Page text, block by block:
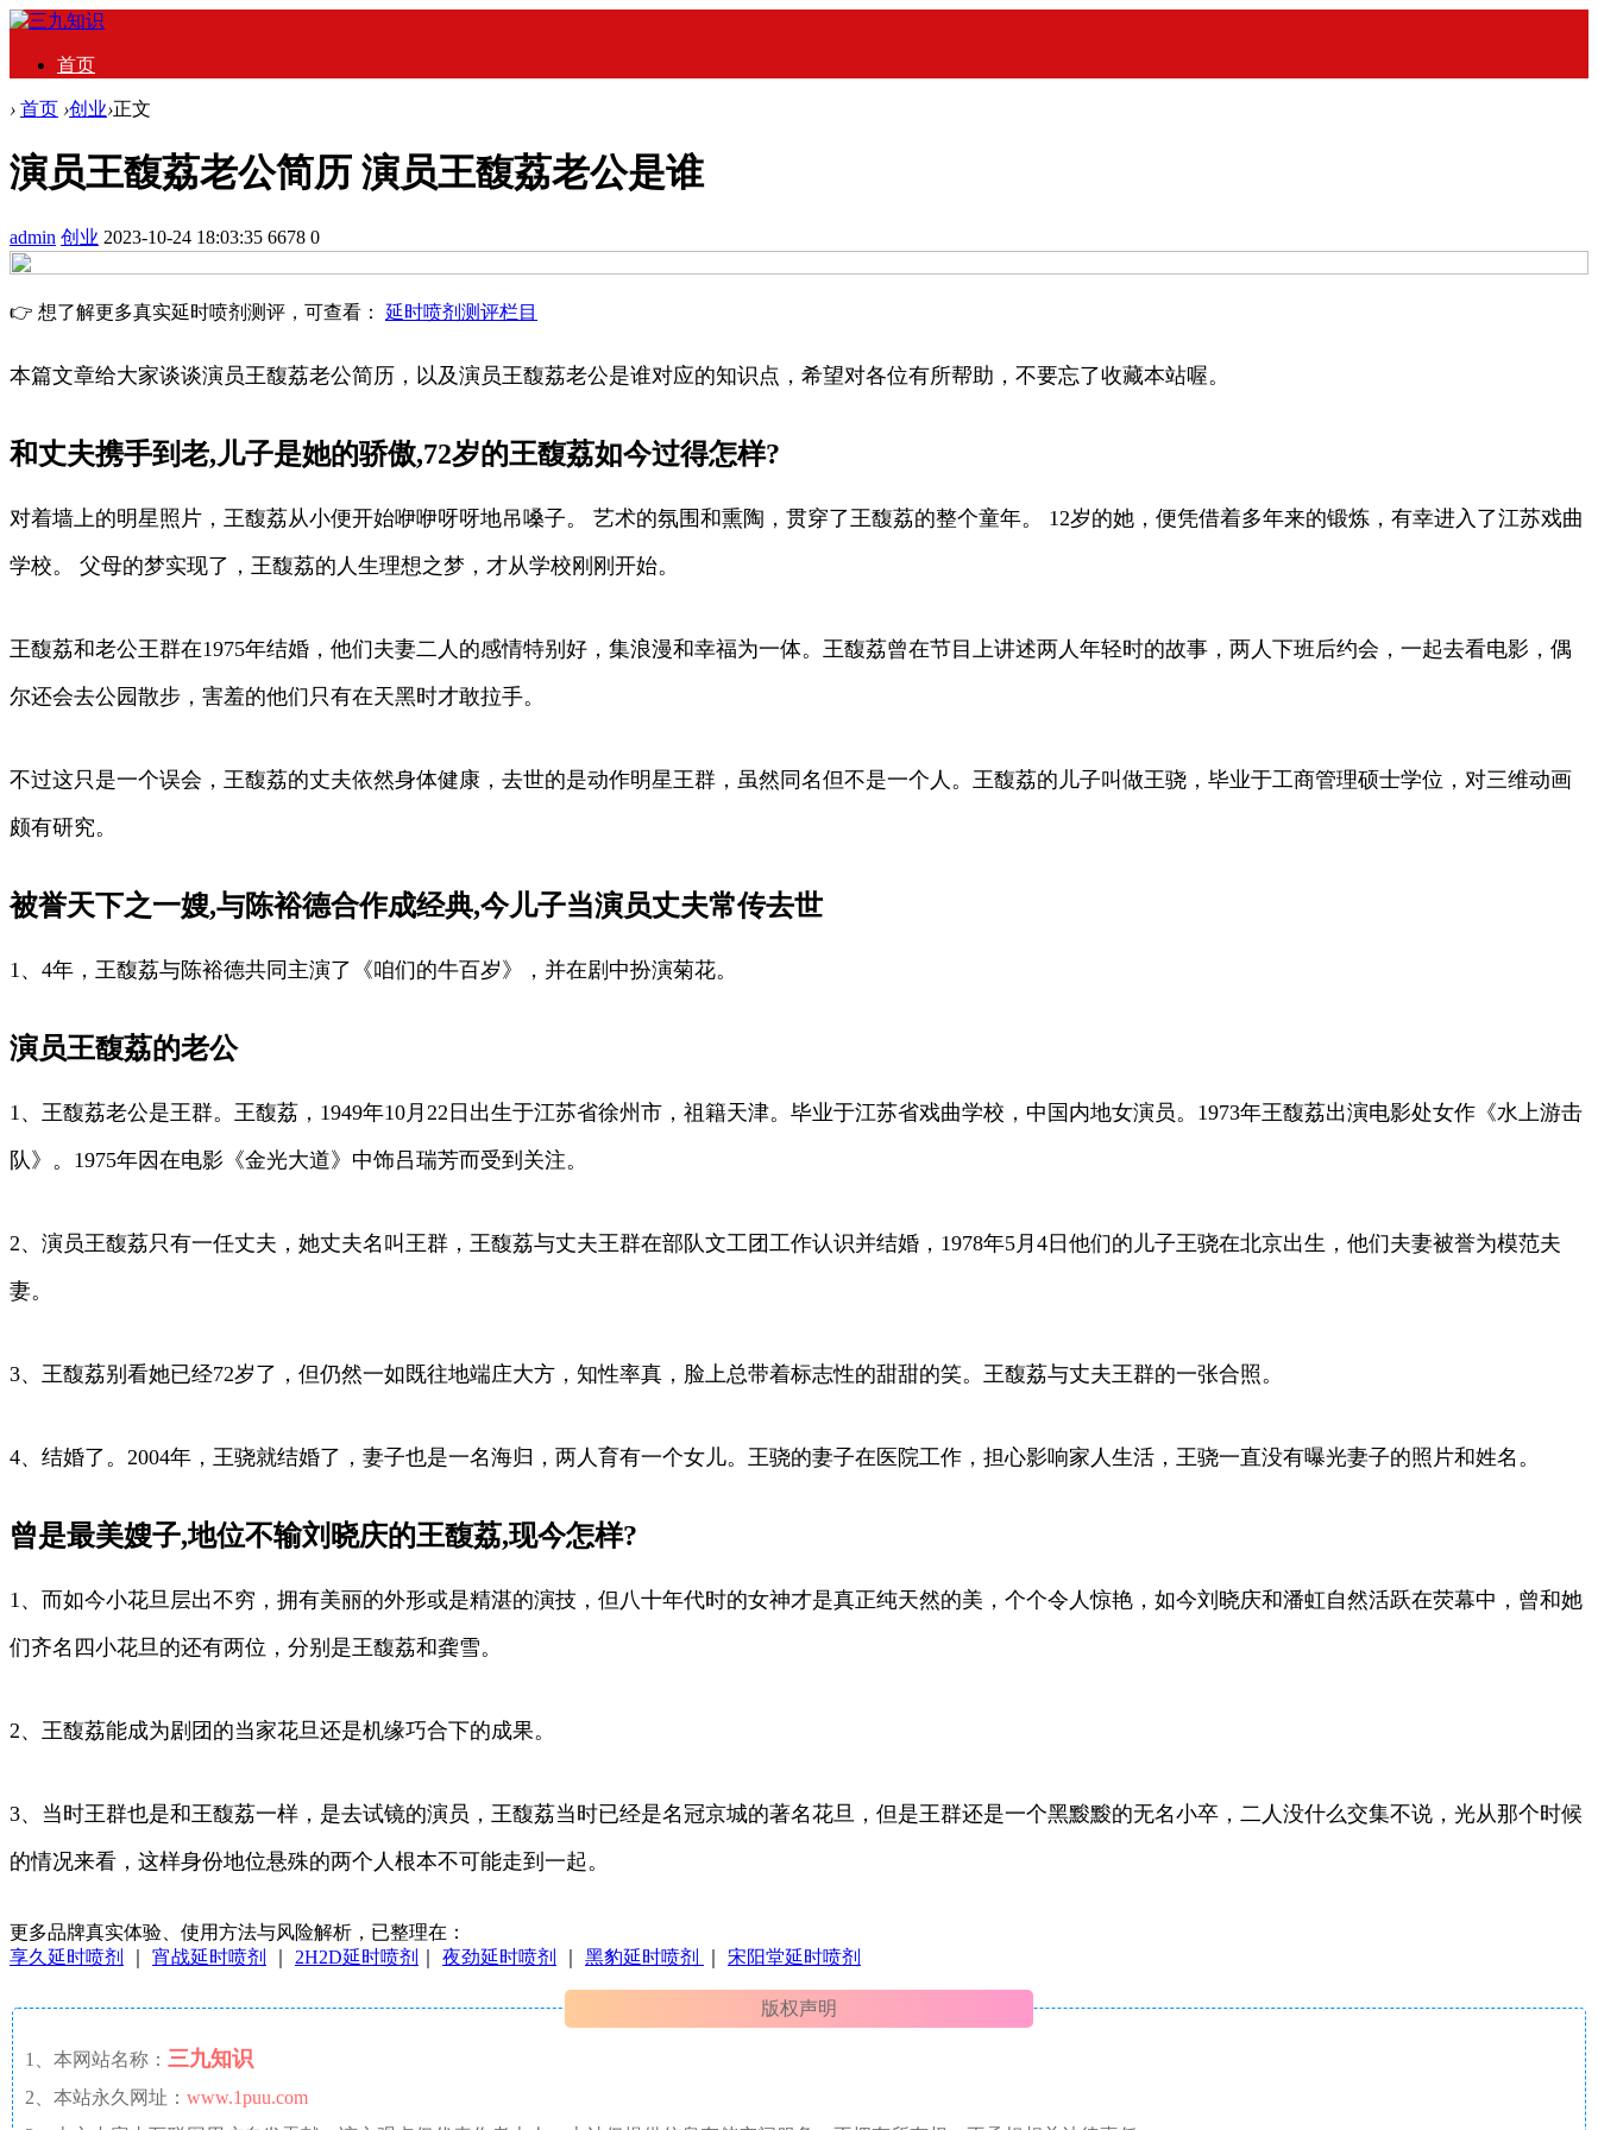
首页
› 首页 ›创业›正文
演员王馥荔老公简历 演员王馥荔老公是谁
admin 创业 2023-10-24 18:03:35 6678 0
👉 想了解更多真实延时喷剂测评，可查看： 延时喷剂测评栏目
本篇文章给大家谈谈演员王馥荔老公简历，以及演员王馥荔老公是谁对应的知识点，希望对各位有所帮助，不要忘了收藏本站喔。
和丈夫携手到老,儿子是她的骄傲,72岁的王馥荔如今过得怎样?
对着墙上的明星照片，王馥荔从小便开始咿咿呀呀地吊嗓子。 艺术的氛围和熏陶，贯穿了王馥荔的整个童年。 12岁的她，便凭借着多年来的锻炼，有幸进入了江苏戏曲
学校。 父母的梦实现了，王馥荔的人生理想之梦，才从学校刚刚开始。
王馥荔和老公王群在1975年结婚，他们夫妻二人的感情特别好，集浪漫和幸福为一体。王馥荔曾在节目上讲述两人年轻时的故事，两人下班后约会，一起去看电影，偶
尔还会去公园散步，害羞的他们只有在天黑时才敢拉手。
不过这只是一个误会，王馥荔的丈夫依然身体健康，去世的是动作明星王群，虽然同名但不是一个人。王馥荔的儿子叫做王骁，毕业于工商管理硕士学位，对三维动画
颇有研究。
被誉天下之一嫂,与陈裕德合作成经典,今儿子当演员丈夫常传去世
1、4年，王馥荔与陈裕德共同主演了《咱们的牛百岁》，并在剧中扮演菊花。
演员王馥荔的老公
1、王馥荔老公是王群。王馥荔，1949年10月22日出生于江苏省徐州市，祖籍天津。毕业于江苏省戏曲学校，中国内地女演员。1973年王馥荔出演电影处女作《水上游击
队》。1975年因在电影《金光大道》中饰吕瑞芳而受到关注。
2、演员王馥荔只有一任丈夫，她丈夫名叫王群，王馥荔与丈夫王群在部队文工团工作认识并结婚，1978年5月4日他们的儿子王骁在北京出生，他们夫妻被誉为模范夫
妻。
3、王馥荔别看她已经72岁了，但仍然一如既往地端庄大方，知性率真，脸上总带着标志性的甜甜的笑。王馥荔与丈夫王群的一张合照。
4、结婚了。2004年，王骁就结婚了，妻子也是一名海归，两人育有一个女儿。王骁的妻子在医院工作，担心影响家人生活，王骁一直没有曝光妻子的照片和姓名。
曾是最美嫂子,地位不输刘晓庆的王馥荔,现今怎样?
1、而如今小花旦层出不穷，拥有美丽的外形或是精湛的演技，但八十年代时的女神才是真正纯天然的美，个个令人惊艳，如今刘晓庆和潘虹自然活跃在荧幕中，曾和她
们齐名四小花旦的还有两位，分别是王馥荔和龚雪。
2、王馥荔能成为剧团的当家花旦还是机缘巧合下的成果。
3、当时王群也是和王馥荔一样，是去试镜的演员，王馥荔当时已经是名冠京城的著名花旦，但是王群还是一个黑黢黢的无名小卒，二人没什么交集不说，光从那个时候
的情况来看，这样身份地位悬殊的两个人根本不可能走到一起。
更多品牌真实体验、使用方法与风险解析，已整理在：
享久延时喷剂
宵战延时喷剂 2H2D延时喷剂 夜劲延时喷剂 黑豹延时喷剂 宋阳堂延时喷剂
版权声明
1、本网站名称： 三九知识
2、本站永久网址： www.1puu.com